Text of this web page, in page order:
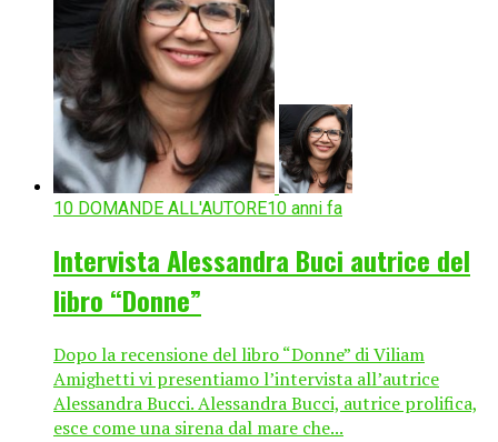
10 DOMANDE ALL'AUTORE10 anni fa
Intervista Alessandra Buci autrice del
libro “Donne”
Dopo la recensione del libro “Donne” di Viliam
Amighetti vi presentiamo l’intervista all’autrice
Alessandra Bucci. Alessandra Bucci, autrice prolifica,
esce come una sirena dal mare che...